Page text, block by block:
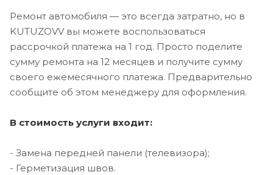
Ремонт автомобиля — это всегда затратно, но в
KUTUZOVV вы можете воспользоваться
рассрочкой платежа на 1 год. Просто поделите
сумму ремонта на 12 месяцев и получите сумму
своего ежемесячного платежа. Предварительно
сообщите об этом менеджеру для оформления.
В стоимость услуги входит:
- Замена передней панели (телевизора);
- Герметизация швов.